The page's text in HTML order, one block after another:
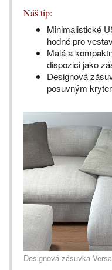
Náš tip:
Minimalistické
hodné pro
Malá a
dispozici jako
Designová
posuvným
Designová zásuvka